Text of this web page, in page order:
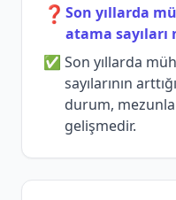
❓ Son yıllarda
atama sayıları
Son yıllarda
sayılarının
durum,
gelişmedir.